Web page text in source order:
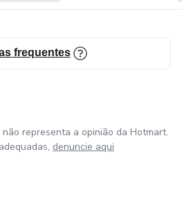
frequentes
representa a opinião da Hotmart.
denuncie aqui